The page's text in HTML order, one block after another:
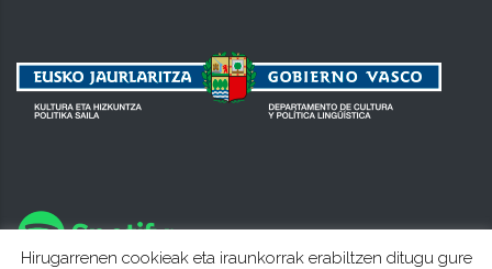
Hirugarrenen cookieak eta iraunkorrak erabiltzen ditugu gure